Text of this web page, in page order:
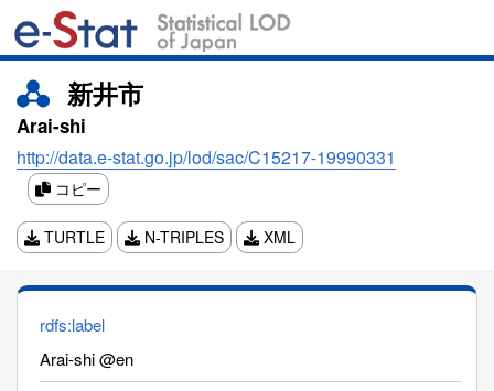
新井市
Arai-shi
http://data.e-stat.go.jp/lod/sac/C15217-19990331
コピー
TURTLE N-TRIPLES XML
rdfs:label
Arai-shi @en